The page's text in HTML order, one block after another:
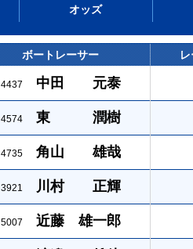
オッズ
ボートレーサー レ
4437 中田 元泰
4574 東 潤樹
4735 角山 雄哉
3921 川村 正輝
5007 近藤 雄一郎